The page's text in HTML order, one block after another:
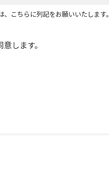
こちらに列記をお願いいたします。
します。